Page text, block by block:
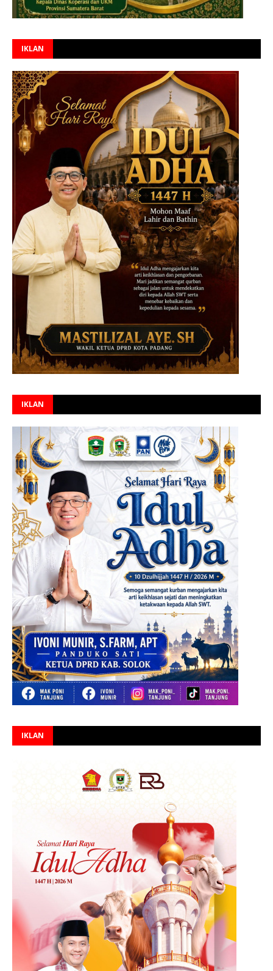
IKLAN
IKLAN
IKLAN